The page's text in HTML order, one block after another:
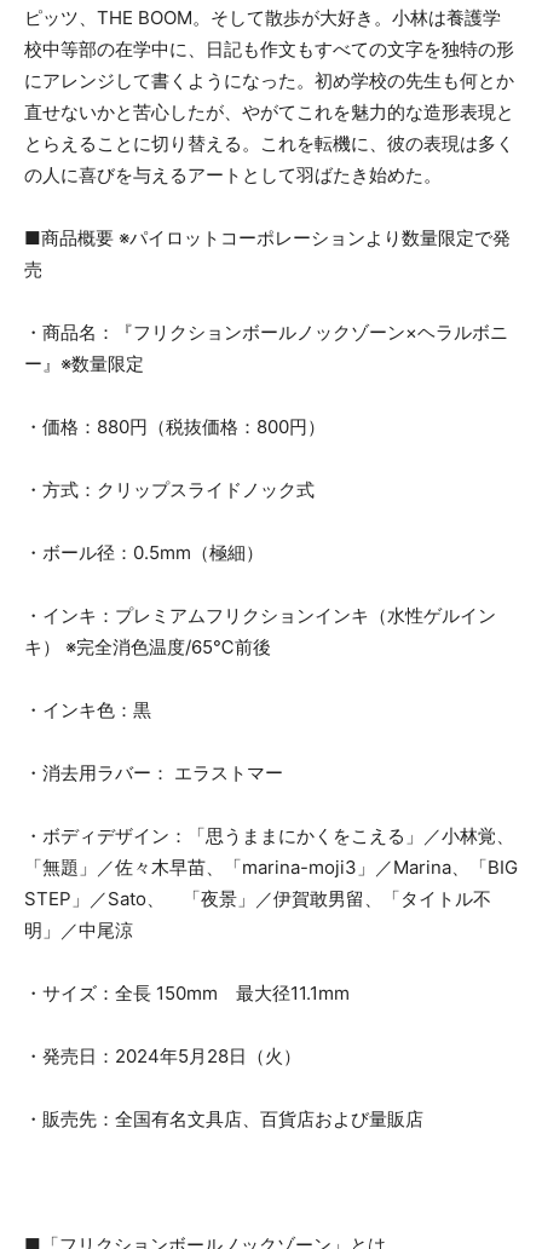
ピッツ、THE BOOM。そして散歩が大好き。小林は養護学
校中等部の在学中に、日記も作文もすべての文字を独特の形
にアレンジして書くようになった。初め学校の先生も何とか
直せないかと苦心したが、やがてこれを魅力的な造形表現と
とらえることに切り替える。これを転機に、彼の表現は多く
の人に喜びを与えるアートとして羽ばたき始めた。
■商品概要 ※パイロットコーポレーションより数量限定で発
売
・商品名：『フリクションボールノックゾーン×ヘラルボニ
ー』※数量限定
・価格：880円（税抜価格：800円）
・方式：クリップスライドノック式
・ボール径：0.5mm（極細）
・インキ：プレミアムフリクションインキ（水性ゲルイン
キ） ※完全消色温度/65℃前後
・インキ色：黒
・消去用ラバー： エラストマー
・ボディデザイン：「思うままにかくをこえる」／小林覚、
「無題」／佐々木早苗、「marina-moji3」／Marina、「BIG
STEP」／Sato、 「夜景」／伊賀敢男留、「タイトル不
明」／中尾涼
・サイズ：全長 150mm 最大径11.1mm
・発売日：2024年5月28日（火）
・販売先：全国有名文具店、百貨店および量販店